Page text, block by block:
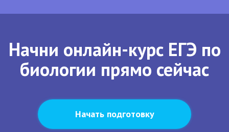
Начни онлайн-курс ЕГЭ по
биологии прямо сейчас
Начать подготовку